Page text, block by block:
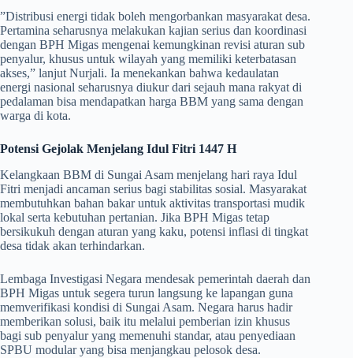
​”Distribusi energi tidak boleh mengorbankan masyarakat desa.
Pertamina seharusnya melakukan kajian serius dan koordinasi
dengan BPH Migas mengenai kemungkinan revisi aturan sub
penyalur, khusus untuk wilayah yang memiliki keterbatasan
akses,” lanjut Nurjali. Ia menekankan bahwa kedaulatan
energi nasional seharusnya diukur dari sejauh mana rakyat di
pedalaman bisa mendapatkan harga BBM yang sama dengan
warga di kota.
Potensi Gejolak Menjelang Idul Fitri 1447 H
​Kelangkaan BBM di Sungai Asam menjelang hari raya Idul
Fitri menjadi ancaman serius bagi stabilitas sosial. Masyarakat
membutuhkan bahan bakar untuk aktivitas transportasi mudik
lokal serta kebutuhan pertanian. Jika BPH Migas tetap
bersikukuh dengan aturan yang kaku, potensi inflasi di tingkat
desa tidak akan terhindarkan.
​Lembaga Investigasi Negara mendesak pemerintah daerah dan
BPH Migas untuk segera turun langsung ke lapangan guna
memverifikasi kondisi di Sungai Asam. Negara harus hadir
memberikan solusi, baik itu melalui pemberian izin khusus
bagi sub penyalur yang memenuhi standar, atau penyediaan
SPBU modular yang bisa menjangkau pelosok desa.